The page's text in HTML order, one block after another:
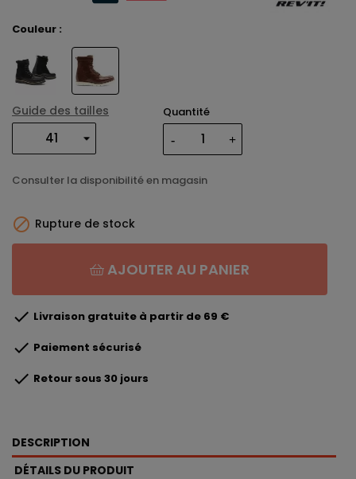
Couleur :
Guide des tailles Quantité
Consulter la disponibilité en magasin
 Rupture de stock
AJOUTER AU PANIER
 Livraison gratuite à partir de 69 €
 Paiement sécurisé
 Retour sous 30 jours
DESCRIPTION
DÉTAILS DU PRODUIT